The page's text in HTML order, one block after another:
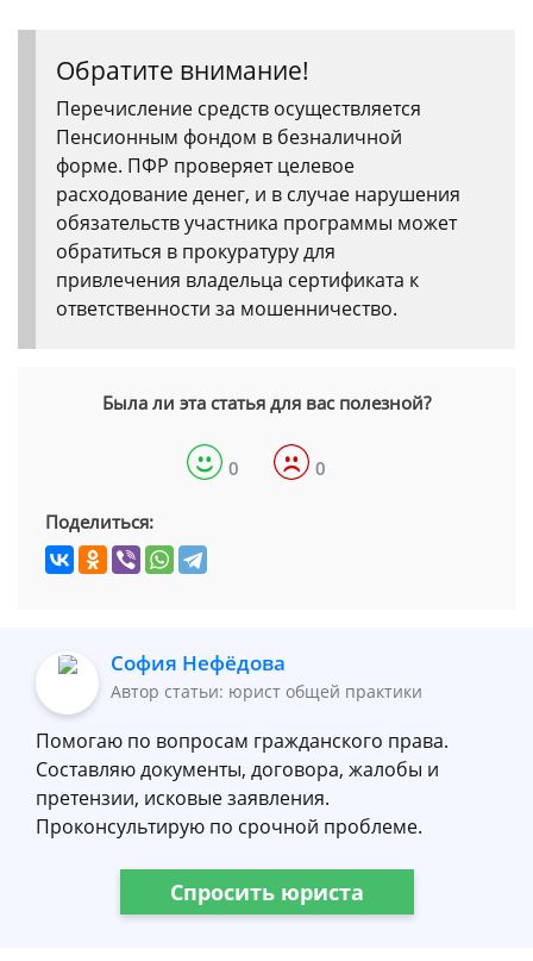
Обратите внимание!
Перечисление средств осуществляется
Пенсионным фондом в безналичной
форме. ПФР проверяет целевое
расходование денег, и в случае нарушения
обязательств участника программы может
обратиться в прокуратуру для
привлечения владельца сертификата к
ответственности за мошенничество.
Была ли эта статья для вас полезной?
0 0
Поделиться:
София Нефёдова
Автор статьи: юрист общей практики
Помогаю по вопросам гражданского права.
Составляю документы, договора, жалобы и
претензии, исковые заявления.
Проконсультирую по срочной проблеме.
Спросить юриста